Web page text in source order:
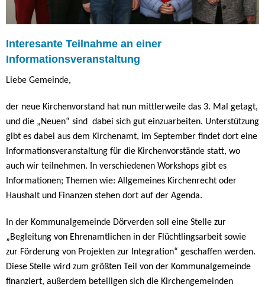
Interesante Teilnahme an einer
Informationsveranstaltung
Liebe Gemeinde,
der neue Kirchenvorstand hat nun mittlerweile das 3. Mal getagt,
und die „Neuen“ sind dabei sich gut einzuarbeiten. Unterstützung
gibt es dabei aus dem Kirchenamt, im September findet dort eine
Informationsveranstaltung für die Kirchenvorstände statt, wo
auch wir teilnehmen. In verschiedenen Workshops gibt es
Informationen; Themen wie: Allgemeines Kirchenrecht oder
Haushalt und Finanzen stehen dort auf der Agenda.
In der Kommunalgemeinde Dörverden soll eine Stelle zur
„Begleitung von Ehrenamtlichen in der Flüchtlingsarbeit sowie
zur Förderung von Projekten zur Integration“ geschaffen werden.
Diese Stelle wird zum größten Teil von der Kommunalgemeinde
finanziert, außerdem beteiligen sich die Kirchengemeinden